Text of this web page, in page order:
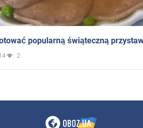
popularną świąteczną
2